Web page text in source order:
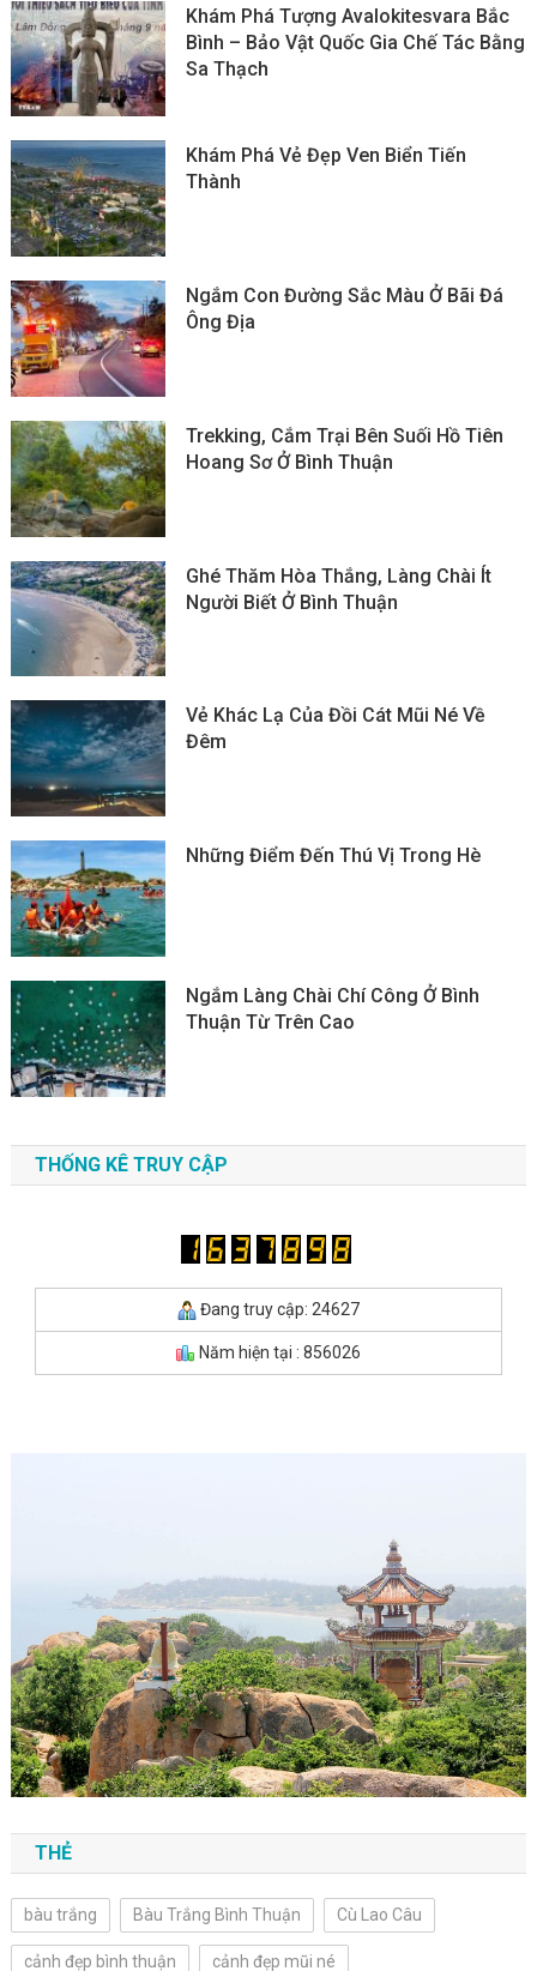
Khám Phá Tượng Avalokitesvara Bắc
Bình – Bảo Vật Quốc Gia Chế Tác Bằng
Sa Thạch
Khám Phá Vẻ Đẹp Ven Biển Tiến
Thành
Ngắm Con Đường Sắc Màu Ở Bãi Đá
Ông Địa
Trekking, Cắm Trại Bên Suối Hồ Tiên
Hoang Sơ Ở Bình Thuận
Ghé Thăm Hòa Thắng, Làng Chài Ít
Người Biết Ở Bình Thuận
Vẻ Khác Lạ Của Đồi Cát Mũi Né Về
Đêm
Những Điểm Đến Thú Vị Trong Hè
Ngắm Làng Chài Chí Công Ở Bình
Thuận Từ Trên Cao
THỐNG KÊ TRUY CẬP
Đang truy cập: 24627
Năm hiện tại : 856026
THẺ
bàu trắng Bàu Trắng Bình Thuận Cù Lao Câu
cảnh đẹp bình thuận cảnh đẹp mũi né